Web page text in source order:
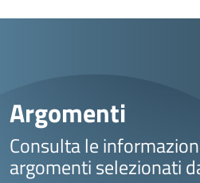
Argomenti
Consulta le
argomenti selezionati